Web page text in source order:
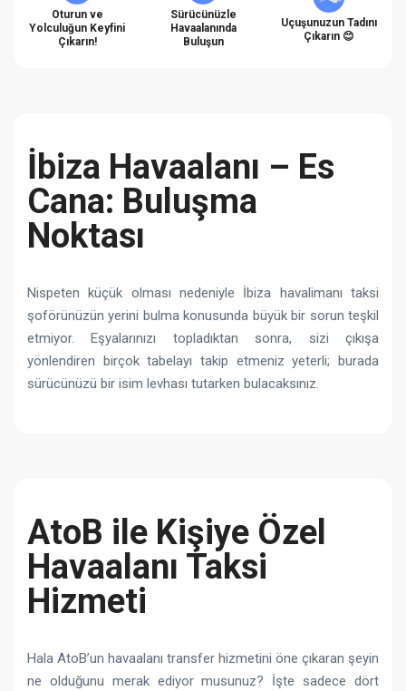
Oturun ve
Yolculuğun Keyfini
Çıkarın!
Sürücünüzle
Havaalanında
Buluşun
Uçuşunuzun Tadını
Çıkarın 😊
İbiza Havaalanı – Es
Cana: Buluşma
Noktası
Nispeten küçük olması nedeniyle İbiza havalimanı taksi
şoförünüzün yerini bulma konusunda büyük bir sorun teşkil
etmiyor. Eşyalarınızı topladıktan sonra, sizi çıkışa
yönlendiren birçok tabelayı takip etmeniz yeterli; burada
sürücünüzü bir isim levhası tutarken bulacaksınız.
AtoB ile Kişiye Özel
Havaalanı Taksi
Hizmeti
Hala AtoB’un havaalanı transfer hizmetini öne çıkaran şeyin
ne olduğunu merak ediyor musunuz? İşte sadece dört